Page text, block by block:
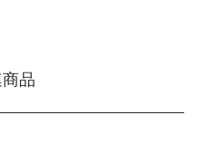
品